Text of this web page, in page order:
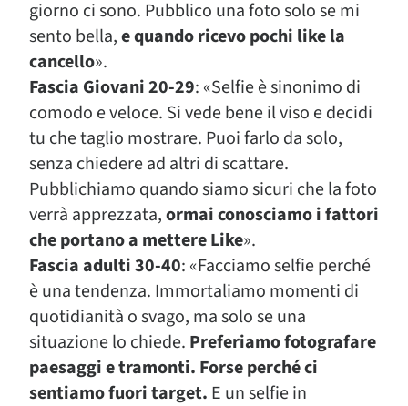
giorno ci sono. Pubblico una foto solo se mi
sento bella,e quando ricevo pochi like la
cancello».
Fascia Giovani 20-29: «Selfie è sinonimo di
comodo e veloce. Si vede bene il viso e decidi
tu che taglio mostrare. Puoi farlo da solo,
senza chiedere ad altri di scattare.
Pubblichiamo quando siamo sicuri che la foto
verrà apprezzata,ormai conosciamo i fattori
che portano a mettere Like».
Fascia adulti 30-40: «Facciamo selfie perché
è una tendenza. Immortaliamo momenti di
quotidianità o svago, ma solo se una
situazione lo chiede. Preferiamo fotografare
paesaggi e tramonti. Forse perché ci
sentiamo fuori target. E un selfie in